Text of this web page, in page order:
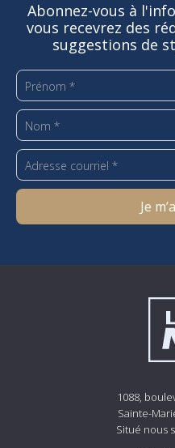
Abonnez-vous à
vous recevrez des
suggestions de
1088,
Sainte-
Situé nous